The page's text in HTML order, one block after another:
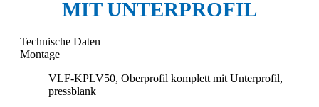
MIT UNTERPROFIL
Technische Daten
Montage
VLF-KPLV50, Oberprofil komplett mit Unterprofil,
pressblank